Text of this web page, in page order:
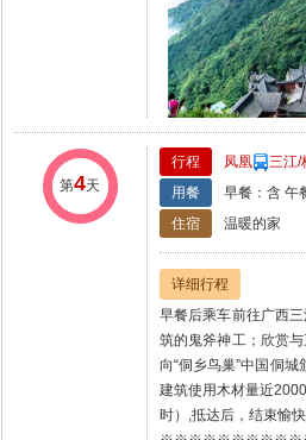
行程 凤凰 三江/
用餐
早餐：含 午
住宿
温暖的家
详细行程
早餐后乘车前往广西
筑的鬼斧神工；欣赏
建筑使用木材量近
时）,抵达后，结束愉快
※※※※※※※※※※※※